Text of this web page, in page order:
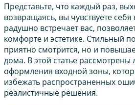
Представьте, что каждый раз,
возвращаясь, вы чувствуете себя
радушно встречает вас,
комфорте и эстетике. Стильный
приятно смотрится, но и
дома. В этой статье
оформления входной зоны,
избежать распространенных
реалистичные решения.